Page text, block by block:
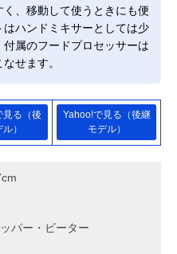
、移動して使うときにも便
ハンドミキサーとしては少
属のフードプロセッサーは
せます。
見る（後
）
Yahoo!で見る（後継
モデル）
ッパー・ビーター